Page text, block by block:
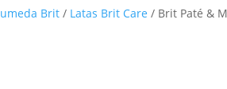
Brit / Latas Brit Care / Brit Paté &